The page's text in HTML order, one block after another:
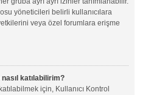
yöneticileri belirli kullanıcılara
veya özel forumlara erişme
katılabilirim?
için, Kullanıcı Kontrol